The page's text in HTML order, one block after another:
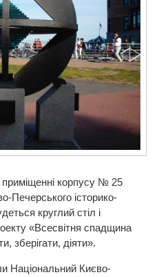
приміщенні корпусу № 25
Печерського історико-
круглий стіл і
«Всесвітня спадщина
зберігати, діяти».
Національний Києво-